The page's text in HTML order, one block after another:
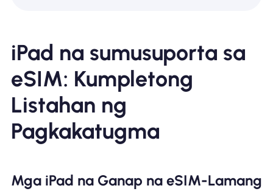
iPad na sumusuporta sa
eSIM: Kumpletong
Listahan ng
Pagkakatugma
Mga iPad na Ganap na eSIM-Lamang